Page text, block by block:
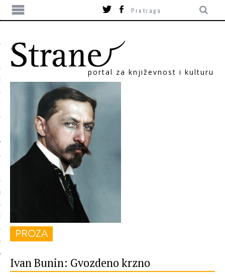
portal za književnost i kulturu
PROZA
Ivan Bunin: Gvozdeno krzno